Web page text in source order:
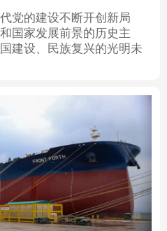
时尚 悦读
亚太网 上市公司
河北 山西
上海 江苏
党的建设不断开创新局
国家发展前景的历史主
建设、民族复兴的光明未